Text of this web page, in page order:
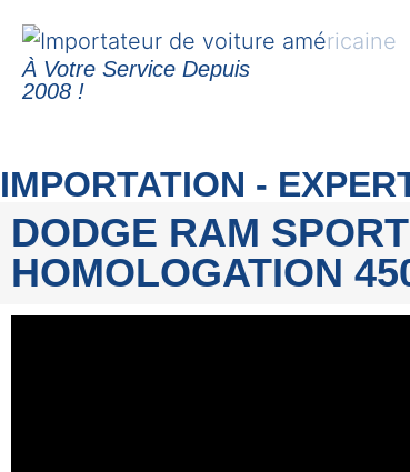
À Votre Service Depuis
2008 !
IMPORTATION -
DODGE RAM
HOMOLOGATION